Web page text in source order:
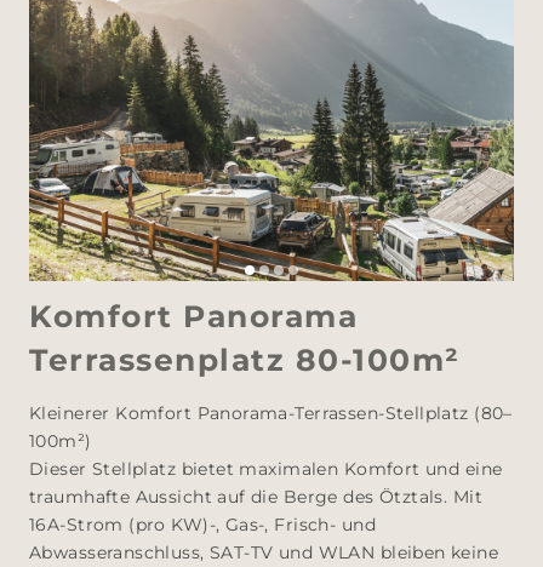
Komfort Panorama
Terrassenplatz 80-100m²
Kleinerer Komfort Panorama-Terrassen-Stellplatz (80–
100m²)
Dieser Stellplatz bietet maximalen Komfort und eine
traumhafte Aussicht auf die Berge des Ötztals. Mit
16A-Strom (pro KW)-, Gas-, Frisch- und
Abwasseranschluss, SAT-TV und WLAN bleiben keine